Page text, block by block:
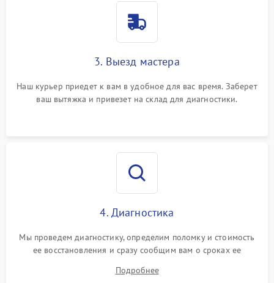
3. Выезд мастера
Наш курьер приедет к вам в удобное для вас время. Заберет
ваш вытяжка и привезет на склад для диагностики.
4. Диагностика
Мы проведем диагностику, определим поломку и стоимость
ее восстановления и сразу сообщим вам о сроках ее
Подробнее